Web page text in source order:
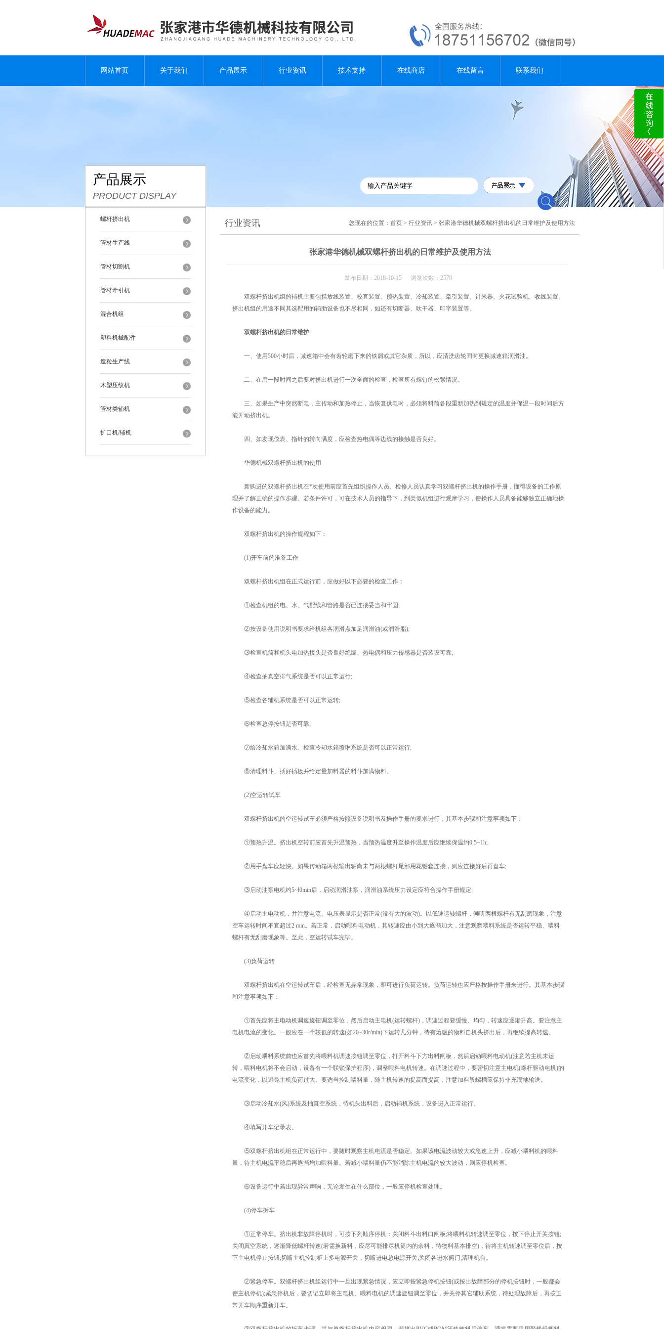
网站首页 关于我们 产品展示 行业资讯 技术支持 在线商店 在线留言 联系我们
产品展示
PRODUCT DISPLAY
螺杆挤出机
管材生产线
管材切割机
管材牵引机
混合机组
塑料机械配件
造粒生产线
木塑压纹机
管材类辅机
扩口机/辅机
行业资讯 您现在的位置： 首页 > 行业资讯 > 张家港华德机械双螺杆挤出机的日常维护及使用方法
张家港华德机械双螺杆挤出机的日常维护及使用方法
发布日期：2018-10-15 浏览次数：2578
双螺杆挤出机组的辅机主要包括放线装置、校直装置、预热装置、冷却装置、牵引装置、计米器、火花试验机、收线装置。
挤出机组的用途不同其选配用的辅助设备也不尽相同，如还有切断器、吹干器、印字装置等。
双螺杆挤出机的日常维护
一、使用500小时后，减速箱中会有齿轮磨下来的铁屑或其它杂质，所以，应清洗齿轮同时更换减速箱润滑油。
二、在用一段时间之后要对挤出机进行一次全面的检查，检查所有螺钉的松紧情况。
三、如果生产中突然断电，主传动和加热停止，当恢复供电时，必须将料筒各段重新加热到规定的温度并保温一段时间后方
能开动挤出机。
四、如发现仪表、指针的转向满度，应检查热电偶等边线的接触是否良好。
华德机械双螺杆挤出机的使用
新购进的双螺杆挤出机在*次使用前应首先组织操作人员、检修人员认真学习双螺杆挤出机的操作手册，懂得设备的工作原
理并了解正确的操作步骤。若条件许可，可在技术人员的指导下，到类似机组进行观摩学习，使操作人员具备能够独立正确地操
作设备的能力。
双螺杆挤出机的操作规程如下：
(1)开车前的准备工作
双螺杆挤出机组在正式运行前，应做好以下必要的检查工作：
①检查机组的电、水、气配线和管路是否已连接妥当和牢固;
②按设备使用说明书要求给机组各润滑点加足润滑油(或润滑脂);
③检查机筒和机头电加热接头是否良好绝缘、热电偶和压力传感器是否装设可靠;
④检查抽真空排气系统是否可以正常运行;
⑤检查各辅机系统是否可以正常运转;
⑥检查总停按钮是否可靠;
⑦给冷却水箱加满水、检查冷却水箱喷琳系统是否可以正常运行;
⑧清理料斗、插好插板并给定量加料器的料斗加满物料。
(2)空运转试车
双螺杆挤出机的空运转试车必须严格按照设备说明书及操作手册的要求进行，其基本步骤和注意事项如下：
①预热升温。挤出机空转前应首先升温预热，当预热温度升至操作温度后应继续保温约0.5~1h;
②用手盘车应轻快。如果传动箱两根输出轴尚未与两根螺杆尾部用花键套连接，则应连接好后再盘车;
③启动油泵电机约5~l0min后，启动润滑油泵，润滑油系统压力设定应符合操作手册规定;
④启动主电动机，并注意电流、电压表显示是否正常(没有大的波动)。以低速运转螺杆，倾听两根螺杆有无刮磨现象，注意
空车运转时间不宜超过2 min。若正常，启动喂料电动机，其转速应由小到大逐渐加大，注意观察喂料系统是否运转平稳、喂料
螺杆有无刮磨现象等。至此，空运转试车完毕。
(3)负荷运转
双螺杆挤出机在空运转试车后，经检查无异常现象，即可进行负荷运转。负荷运转也应严格按操作手册来进行。其基本步骤
和注意事项如下：
①首先应将主电动机调速旋钮调至零位，然后启动主电机(运转螺杆)，调速过程要缓慢、均匀，转速应逐渐升高。要注意主
电机电流的变化。一般应在一个较低的转速(如20~30r/min)下运转几分钟，待有熔融的物料自机头挤出后，再继续提高转速。
②启动喂料系统前也应首先将喂料机调速按钮调至零位，打开料斗下方出料闸板，然后启动喂料电动机(注意若主机未运
转，喂料电机将不会启动，设备有一个联锁保护程序)，调整喂料电机转速。在调速过程中，要密切注意主电机(螺杆驱动电机)的
电流变化，以避免主机负荷过大。要适当控制喂料量，随主机转速的提高而提高，注意加料段螺槽应保持非充满地输送。
③启动冷却水(风)系统及抽真空系统，待机头出料后，启动辅机系统，设备进入正常运行。
④填写开车记录表。
⑤双螺杆挤出机组在正常运行中，要随时观察主机电流是否稳定。如果该电流波动较大或急速上升，应减小喂料机的喂料
量，待主机电流平稳后再逐渐增加喂料量。若减小喂料量仍不能消除主机电流的较大波动，则应停机检查。
⑥设备运行中若出现异常声响，无论发生在什么部位，一般应停机检查处理。
(4)停车拆车
①正常停车。挤出机非故障停机时，可按下列顺序停机：关闭料斗出料口闸板;将喂料机转速调至零位，按下停止开关按钮;
关闭真空系统，逐渐降低螺杆转速(若需换新料，应尽可能排尽机筒内的余料，待物料基本排空)，待将主机转速调至零位后，按
下主电机停止按钮;切断主机控制柜上多电源开关，切断进电总电源开关;关闭各进水阀门;清理机台。
②紧急停车。双螺杆挤出机组运行中一旦出现紧急情况，应立即按紧急停机按钮(或按出故障部分的停机按钮时，一般都会
使主机停机);紧急停机后，要切记立即将主电机、喂料电机的调速旋钮调至零位，并关停其它辅助系统，待处理故障后，再按正
常开车顺序重新开车。